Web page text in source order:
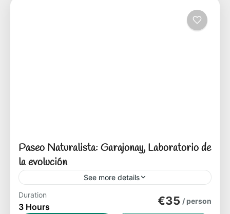
Paseo Naturalista: Garajonay, Laboratorio de
la evolución
See more details
Paseo botánico para descubrir los tesoros
del Parque Nacional de Garajonay.
Duration
3 Hours €35 / person